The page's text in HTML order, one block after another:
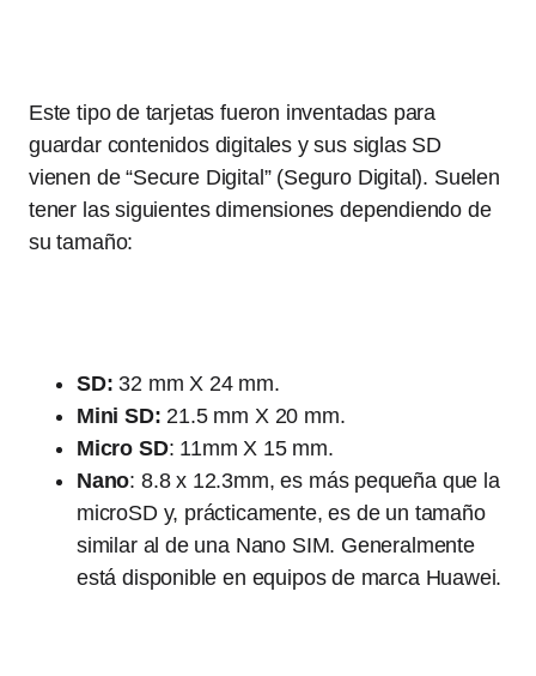
Este tipo de tarjetas fueron inventadas para
guardar contenidos digitales y sus siglas SD
vienen de “Secure Digital” (Seguro Digital). Suelen
tener las siguientes dimensiones dependiendo de
su tamaño:
SD: 32 mm X 24 mm.
Mini SD: 21.5 mm X 20 mm.
Micro SD: 11mm X 15 mm.
Nano: 8.8 x 12.3mm, es más pequeña que la
microSD y, prácticamente, es de un tamaño
similar al de una Nano SIM. Generalmente
está disponible en equipos de marca Huawei.